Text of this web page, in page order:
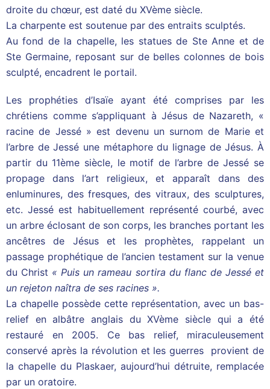
droite du chœur, est daté du XVème siècle.
La charpente est soutenue par des entraits sculptés.
Au fond de la chapelle, les statues de Ste Anne et de
Ste Germaine, reposant sur de belles colonnes de bois
sculpté, encadrent le portail.
Les prophéties d’Isaïe ayant été comprises par les
chrétiens comme s’appliquant à Jésus de Nazareth, «
racine de Jessé » est devenu un surnom de Marie et
l’arbre de Jessé une métaphore du lignage de Jésus. À
partir du 11ème siècle, le motif de l’arbre de Jessé se
propage dans l’art religieux, et apparaît dans des
enluminures, des fresques, des vitraux, des sculptures,
etc. Jessé est habituellement représenté courbé, avec
un arbre éclosant de son corps, les branches portant les
ancêtres de Jésus et les prophètes, rappelant un
passage prophétique de l’ancien testament sur la venue
du Christ « Puis un rameau sortira du flanc de Jessé et
un rejeton naîtra de ses racines ».
La chapelle possède cette représentation, avec un bas-
relief en albâtre anglais du XVème siècle qui a été
restauré en 2005. Ce bas relief, miraculeusement
conservé après la révolution et les guerres provient de
la chapelle du Plaskaer, aujourd’hui détruite, remplacée
par un oratoire.